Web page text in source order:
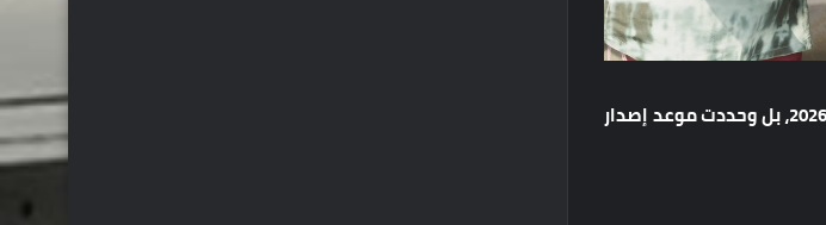
بعد التخطيط لإطلاقها في خريف 2025، قامت Rockstar Games بتأجيلها إصدار إلى 2026، بل وحددت موعد إصدار